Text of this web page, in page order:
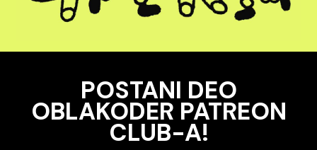
POSTANI DEO
OBLAKODER PATREON
CLUB-A!